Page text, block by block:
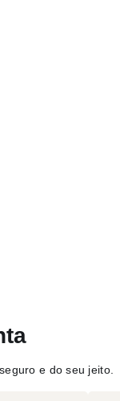
e do seu jeito.